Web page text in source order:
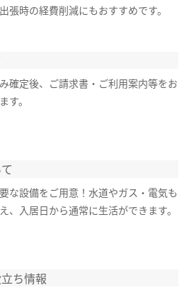
張時の経費削減にもおすすめです。
確定後、ご請求書・ご利用案内等をお
す。
な設備をご用意！水道やガス・電気も
、入居日から通常に生活ができます。
ち情報